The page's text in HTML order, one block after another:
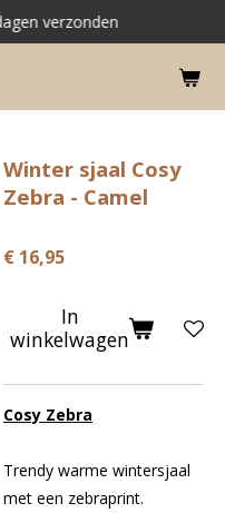
verzonden
Winter sjaal Cosy
Zebra - Camel
€ 16,95
In
winkelwagen
Cosy Zebra
Trendy warme wintersjaal
met een zebraprint.